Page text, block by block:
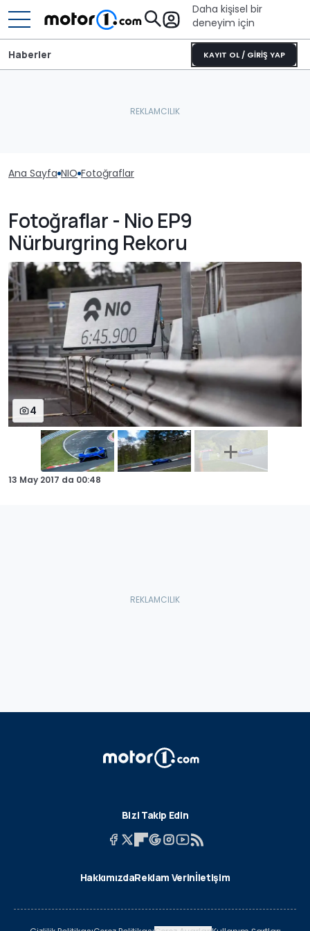
Daha kişisel bir
deneyim için
KAYIT OL / GİRİŞ YAP
Haberler
Ana Sayfa NIO Fotoğraflar
Fotoğraflar - Nio EP9
Nürburgring Rekoru
4
13 May 2017 da 00:48
Bizi Takip Edin
HakkımızdaReklam Verinİletişim